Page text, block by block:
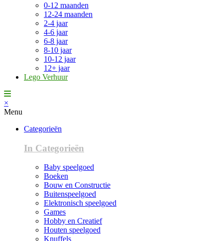
0-12 maanden
12-24 maanden
2-4 jaar
4-6 jaar
6-8 jaar
8-10 jaar
10-12 jaar
12+ jaar
Lego Verhuur
×
Menu
Categorieën
In Categorieën
Baby speelgoed
Boeken
Bouw en Constructie
Buitenspeelgoed
Elektronisch speelgoed
Games
Hobby en Creatief
Houten speelgoed
Knuffels